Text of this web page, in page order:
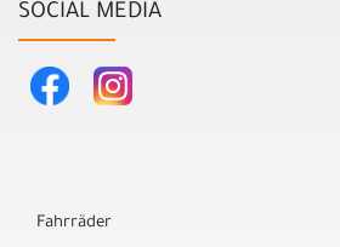
SOCIAL MEDIA
Fahrräder